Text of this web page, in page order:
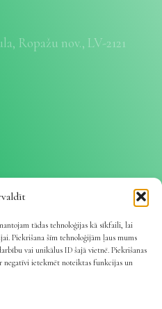
tādas tehnoloģijas kā sīkfaili, lai
Piekrišana šīm tehnoloģijām ļaus mums
vai unikālus ID šajā vietnē. Piekrišanas
negatīvi ietekmēt noteiktas funkcijas un
Ropažu nov., LV-2121